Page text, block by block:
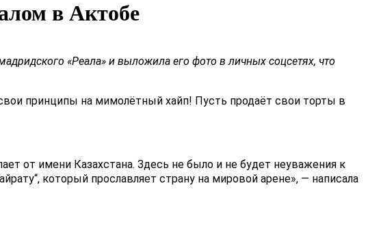
в Актобе
«Реала» и выложила его фото в личных соцсетях, что
принципы на мимолётный хайп! Пусть продаёт свои торты в
от имени Казахстана. Здесь не было и не будет неуважения к
который прославляет страну на мировой арене», — написала